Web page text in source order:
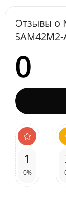
Отзывы о
0
1
0%